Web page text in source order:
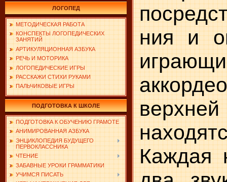
ЛОГОПЕД
МЕТОДИЧЕСКАЯ РАБОТА
КОНСПЕКТЫ ЛОГОПЕДИЧЕСКИХ
ЗАНЯТИЙ
АРТИКУЛЯЦИОННАЯ АЗБУКА
РЕЧЬ И МОТОРИКА
ЛОГОПЕДИЧЕСКИЕ ИГРЫ
РАССКАЖИ СТИХИ РУКАМИ
ПАЛЬЧИКОВЫЕ ИГРЫ
ПОДГОТОВКА К ШКОЛЕ
ПОДГОТОВКА К ОБУЧЕНИЮ ГРАМОТЕ
АНИМИРОВАННАЯ АЗБУКА
ЭНЦИКЛОПЕДИЯ БУДУЩЕГО
ПЕРВОКЛАССНИКА
ЧТЕНИЕ
ЗАБАВНЫЕ УРОКИ ГРАММАТИКИ
УЧИМСЯ ПИСАТЬ
ния и
Каж­дая